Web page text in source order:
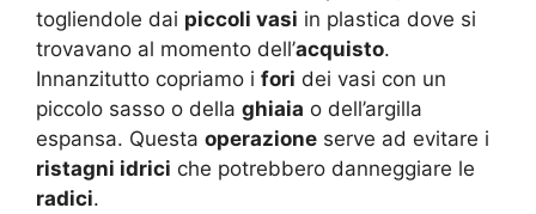
togliendole dai piccoli vasi in plastica dove si
trovavano al momento dell’acquisto.
Innanzitutto copriamo i fori dei vasi con un
piccolo sasso o della ghiaia o dell’argilla
espansa. Questa operazione serve ad evitare i
ristagni idrici che potrebbero danneggiare le
radici.